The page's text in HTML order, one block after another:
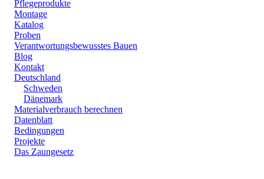
Pflegeprodukte
Montage
Katalog
Proben
Verantwortungsbewusstes Bauen
Blog
Kontakt
Deutschland
Schweden
Dänemark
Materialverbrauch berechnen
Datenblatt
Bedingungen
Projekte
Das Zaungesetz